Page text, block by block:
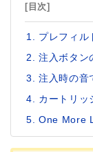
[目次]
プレフィ
注入ボタン
注入時の音
カートリッ
One More